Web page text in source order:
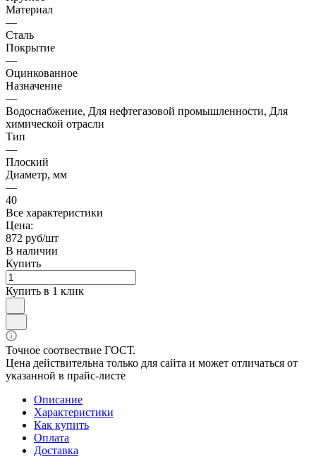
Материал
—
Сталь
Покрытие
—
Оцинкованное
Назначение
—
Водоснабжение, Для нефтегазовой промышленности, Для
химической отрасли
Тип
—
Плоский
Диаметр, мм
—
40
Все характеристики
Цена:
872 руб/шт
В наличии
Купить
Купить в 1 клик
Точное соотвествие ГОСТ.
Цена действительна только для сайта и может отличаться от
указанной в прайс-листе
Описание
Характеристики
Как купить
Оплата
Доставка